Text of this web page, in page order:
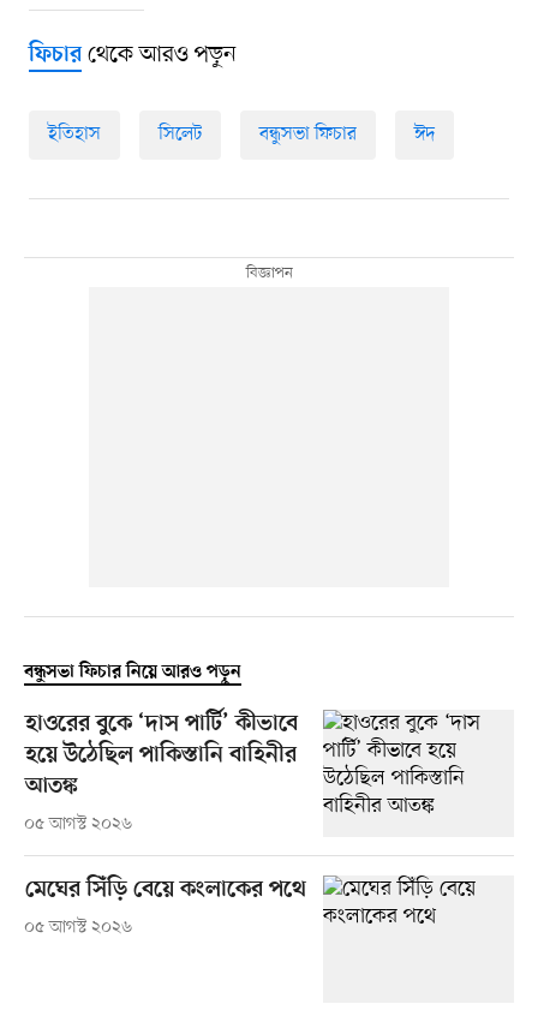
ফিচারথেকে আরও পড়ুন
ইতিহাস সিলেট বন্ধুসভা ফিচার ঈদ
বন্ধুসভা ফিচার নিয়ে আরও পড়ুন
হাওরের বুকে ‘দাস পার্টি’ কীভাবে
হয়ে উঠেছিল পাকিস্তানি বাহিনীর
আতঙ্ক
০৫ আগস্ট ২০২৬
মেঘের সিঁড়ি বেয়ে কংলাকের পথে
০৫ আগস্ট ২০২৬